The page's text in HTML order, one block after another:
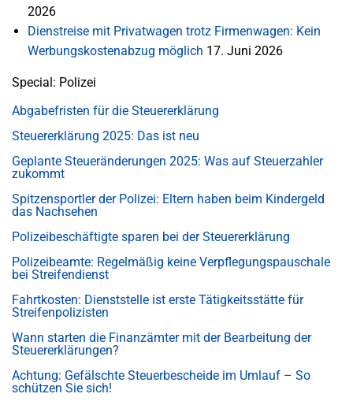
2026
Dienstreise mit Privatwagen trotz Firmenwagen: Kein
Werbungskostenabzug möglich 17. Juni 2026
Special: Polizei
Abgabefristen für die Steuererklärung
Steuererklärung 2025: Das ist neu
Geplante Steueränderungen 2025: Was auf Steuerzahler
zukommt
Spitzensportler der Polizei: Eltern haben beim Kindergeld
das Nachsehen
Polizeibeschäftigte sparen bei der Steuererklärung
Polizeibeamte: Regelmäßig keine Verpflegungspauschale
bei Streifendienst
Fahrtkosten: Dienststelle ist erste Tätigkeitsstätte für
Streifenpolizisten
Wann starten die Finanzämter mit der Bearbeitung der
Steuererklärungen?
Achtung: Gefälschte Steuerbescheide im Umlauf – So
schützen Sie sich!